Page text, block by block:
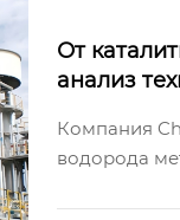
От
анализ
y.
Компания
водорода